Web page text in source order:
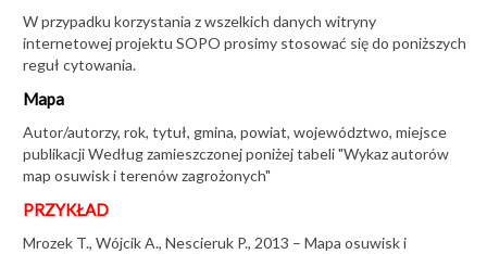
Monitoring osuwisk
Sposób cytowania
Konferencja O!suwisko 2026
Konferencja O!suwisko 2022
Konferencja O!suwisko 2019
Konferencja O!suwisko 2015
W przypadku korzystania z wszelkich danych witryny
internetowej projektu SOPO prosimy stosować się do poniższych
reguł cytowania.
Mapa
Autor/autorzy, rok, tytuł, gmina, powiat, województwo, miejsce
publikacji Według zamieszczonej poniżej tabeli "Wykaz autorów
map osuwisk i terenów zagrożonych"
PRZYKŁAD
Mrozek T., Wójcik A., Nescieruk P., 2013 – Mapa osuwisk i